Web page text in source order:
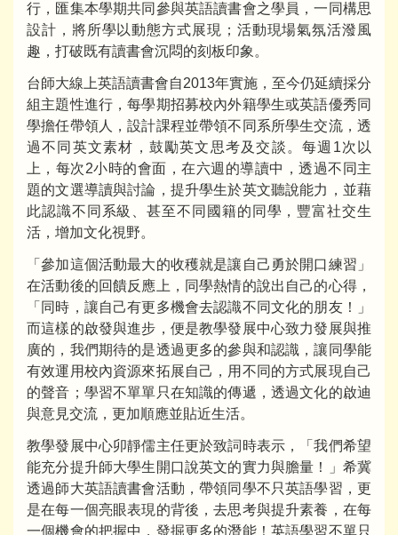
行，匯集本學期共同參與英語讀書會之學員，一同構思
設計，將所學以動態方式展現；活動現場氣氛活潑風
趣，打破既有讀書會沉悶的刻板印象。
台師大線上英語讀書會自2013年實施，至今仍延續採分
組主題性進行，每學期招募校內外籍學生或英語優秀同
學擔任帶領人，設計課程並帶領不同系所學生交流，透
過不同英文素材，鼓勵英文思考及交談。每週1次以
上，每次2小時的會面，在六週的導讀中，透過不同主
題的文選導讀與討論，提升學生於英文聽說能力，並藉
此認識不同系級、甚至不同國籍的同學，豐富社交生
活，增加文化視野。
「參加這個活動最大的收穫就是讓自己勇於開口練習」
在活動後的回饋反應上，同學熱情的說出自己的心得，
「同時，讓自己有更多機會去認識不同文化的朋友！」
而這樣的啟發與進步，便是教學發展中心致力發展與推
廣的，我們期待的是透過更多的參與和認識，讓同學能
有效運用校內資源來拓展自己，用不同的方式展現自己
的聲音；學習不單單只在知識的傳遞，透過文化的啟迪
與意見交流，更加順應並貼近生活。
教學發展中心卯靜儒主任更於致詞時表示，「我們希望
能充分提升師大學生開口說英文的實力與膽量！」希冀
透過師大英語讀書會活動，帶領同學不只英語學習，更
是在每一個亮眼表現的背後，去思考與提升素養，在每
一個機會的把握中，發掘更多的潛能！英語學習不單只